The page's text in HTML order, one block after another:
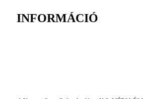
INFORMÁCIÓ